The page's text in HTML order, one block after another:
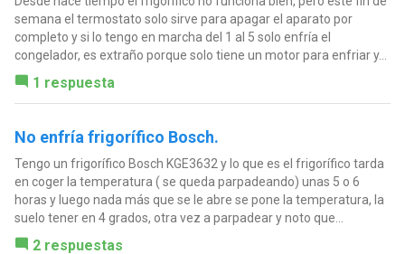
semana el termostato solo sirve para apagar el aparato por
completo y si lo tengo en marcha del 1 al 5 solo enfría el
congelador, es extraño porque solo tiene un motor para enfriar y...
1 respuesta
No enfría frigorífico Bosch.
Tengo un frigorífico Bosch KGE3632 y lo que es el frigorífico tarda
en coger la temperatura ( se queda parpadeando) unas 5 o 6
horas y luego nada más que se le abre se pone la temperatura, la
suelo tener en 4 grados, otra vez a parpadear y noto que...
2 respuestas